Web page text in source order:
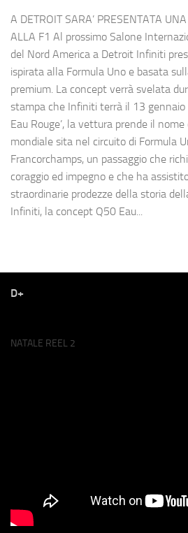
A DETROIT SARA’ PRESENTATA
ALLA F1 Al prossimo Salone
del Nord America a Detroit Infiniti
ispirata alla Formula Uno e basata
premium. La concept verrà svelata
stampa che Infiniti terrà il 13 gennaio
Eau Rouge’, la vettura prende il
mondiale sita nel circuito di Formula
Francorchamps, un passaggio che
coraggio ed impegno e che ha
straordinarie prodezze della storia
Infiniti, la concept Q50 Eau...
D+
NATALE REEL 2